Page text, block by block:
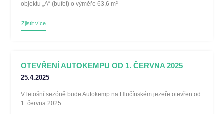
objektu „A“ (bufet) o výměře 63,6 m²
Zjistit více
OTEVŘENÍ AUTOKEMPU OD 1. ČERVNA 2025
25.4.2025
V letošní sezóně bude Autokemp na Hlučínském jezeře otevřen od
1. června 2025.